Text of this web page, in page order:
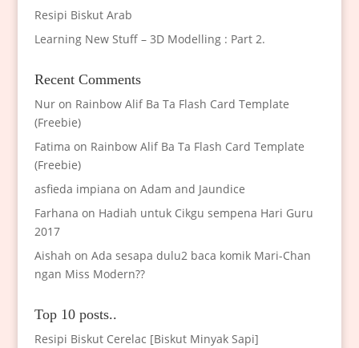
Resipi Biskut Arab
Learning New Stuff – 3D Modelling : Part 2.
Recent Comments
Nuron Rainbow Alif Ba Ta Flash Card Template
(Freebie)
Fatima on Rainbow Alif Ba Ta Flash Card Template
(Freebie)
asfieda impiana on Adam and Jaundice
Farhana on Hadiah untuk Cikgu sempena Hari Guru
2017
Aishah on Ada sesapa dulu2 baca komik Mari-Chan
ngan Miss Modern??
Top 10 posts..
Resipi Biskut Cerelac [Biskut Minyak Sapi]